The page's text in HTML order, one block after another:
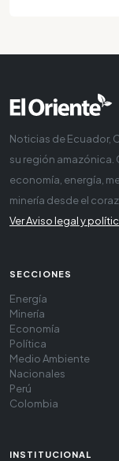
Noticias de Ecuador,
su región amazónica.
economía, energía,
minería desde el
Ver Aviso legal y
SECCIONES
Energía
Minería
Economía
Política
Medio Ambiente
Nacionales
Perú
Colombia
INSTITUCIONAL